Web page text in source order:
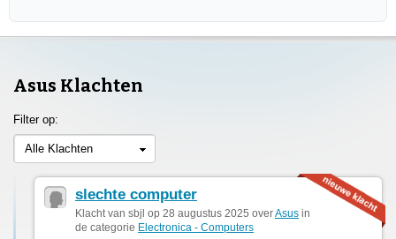
Asus Klachten
Filter op:
Alle Klachten
slechte computer
Klacht van sbjl op 28 augustus 2025 overAsus in
de categorie Electronica - Computers